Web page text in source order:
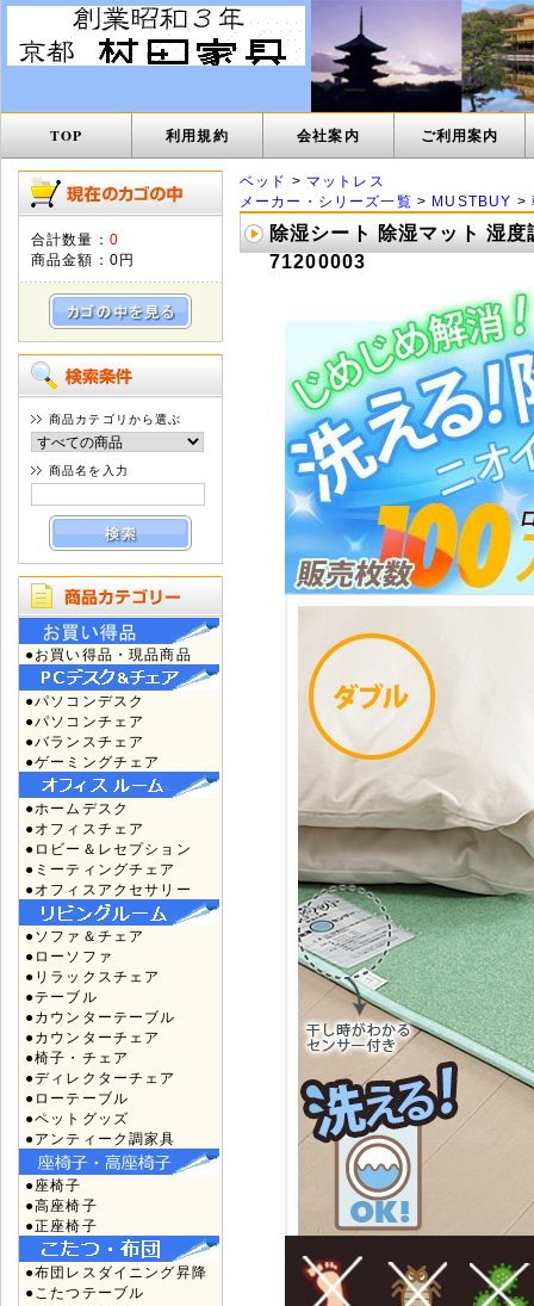
TOP 利用規約 会社案内 ご利用案内
合計数量： 0
商品金額： 0円
商品カテゴリから選ぶ
商品名を入力
●お買い得品・現品商品
●パソコンデスク
●パソコンチェア
●バランスチェア
●ゲーミングチェア
●ホームデスク
●オフィスチェア
●ロビー＆レセプション
●ミーティングチェア
●オフィスアクセサリー
●ソファ＆チェア
●ローソファ
●リラックスチェア
●テーブル
●カウンターテーブル
●カウンターチェア
●椅子・チェア
●ディレクターチェア
●ローテーブル
●ペットグッズ
●アンティーク調家具
●座椅子
●高座椅子
●正座椅子
●布団レスダイニング昇降
●こたつテーブル
ベッド > マットレス
メーカー・シリーズ一覧 > MUSTBUY >
除湿シート 除湿マット 湿
71200003